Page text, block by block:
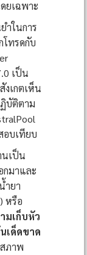
ยเฉพาะ
ำในการ
โทรดกับ
เป็น
งเกตเห็น
บัติตาม
อบเทียบ
นเป็น
กมาและ
ำยา
หรือ
มเก็บหัว
เด็ดขาด
ภาพ